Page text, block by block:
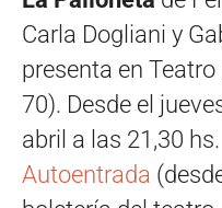
Carla Dogliani y
presenta en
70). Desde el
abril a las 21,30
Autoentrada